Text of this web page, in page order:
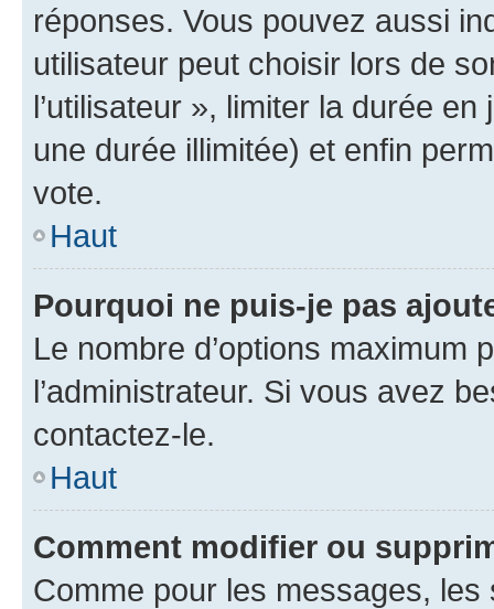
réponses. Vous pouvez aussi
utilisateur peut choisir lors de
l’utilisateur », limiter la durée
une durée illimitée) et enfin
vote.
Haut
Pourquoi ne puis-je pas
Le nombre d’options maximum
l’administrateur. Si vous avez
contactez-le.
Haut
Comment modifier ou
Comme pour les messages,